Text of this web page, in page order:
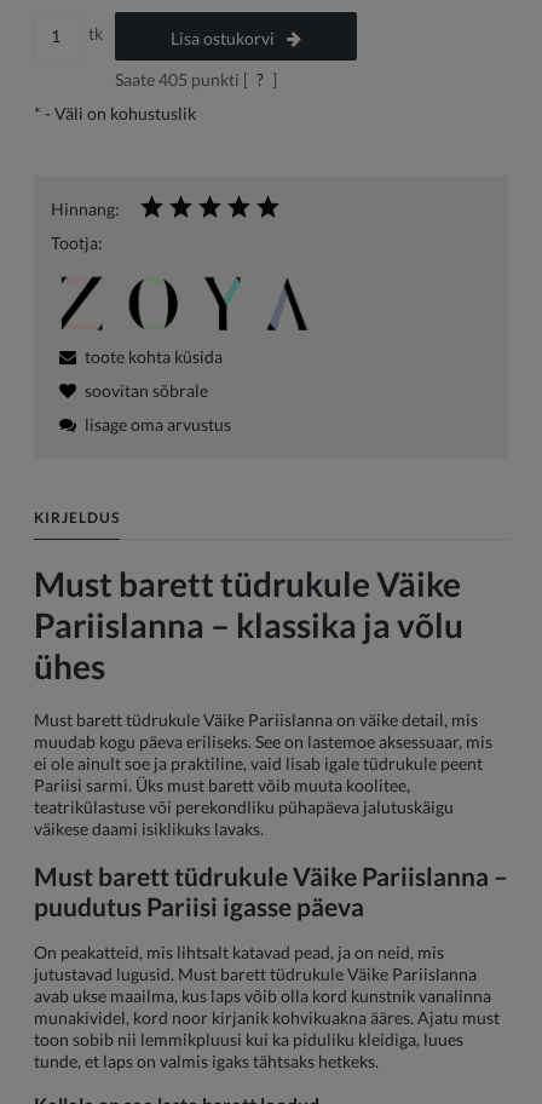
tk
Lisa ostukorvi
Saate405 punkti [ ? ]
* - Väli on kohustuslik
Hinnang:
Tootja:
toote kohta küsida
soovitan sõbrale
lisage oma arvustus
KIRJELDUS
Must barett tüdrukule Väike
Pariislanna – klassika ja võlu
ühes
Must barett tüdrukule Väike Pariislanna on väike detail, mis
muudab kogu päeva eriliseks. See on lastemoe aksessuaar, mis
ei ole ainult soe ja praktiline, vaid lisab igale tüdrukule peent
Pariisi sarmi. Üks must barett võib muuta koolitee,
teatrikülastuse või perekondliku pühapäeva jalutuskäigu
väikese daami isiklikuks lavaks.
Must barett tüdrukule Väike Pariislanna –
puudutus Pariisi igasse päeva
On peakatteid, mis lihtsalt katavad pead, ja on neid, mis
jutustavad lugusid. Must barett tüdrukule Väike Pariislanna
avab ukse maailma, kus laps võib olla kord kunstnik vanalinna
munakividel, kord noor kirjanik kohvikuakna ääres. Ajatu must
toon sobib nii lemmikpluusi kui ka piduliku kleidiga, luues
tunde, et laps on valmis igaks tähtsaks hetkeks.